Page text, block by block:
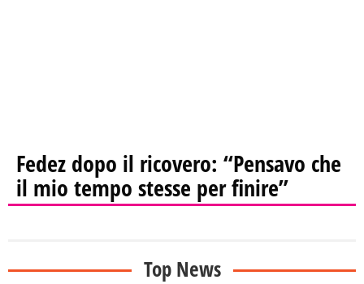
Fedez dopo il ricovero: “Pensavo che
il mio tempo stesse per finire”
Top News